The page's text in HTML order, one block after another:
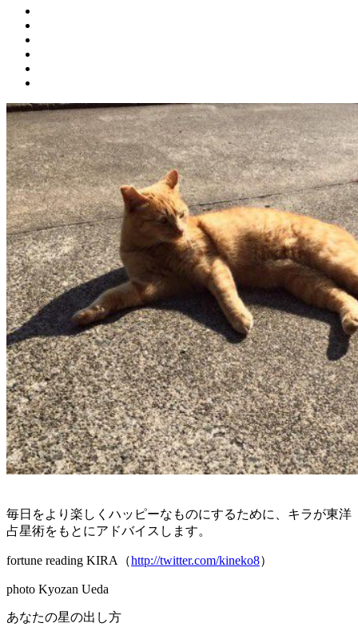
毎日をより楽しくハッピーなものにするために、キラが東洋
占星術をもとにアドバイスします。
fortune reading KIRA（http://twitter.com/kineko8）
photo Kyozan Ueda
あなたの星の出し方